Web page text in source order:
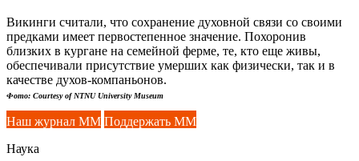
Викинги считали, что сохранение духовной связи со своими
предками имеет первостепенное значение. Похоронив
близких в кургане на семейной ферме, те, кто еще живы,
обеспечивали присутствие умерших как физически, так и в
качестве духов-компаньонов.
Фото: Courtesy of NTNU University Museum
Наш журнал ММ Поддержать ММ
Наука